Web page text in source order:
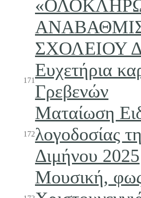
ΣΧΟΛΕΙΟΥ
171
Ευχετήρια
Γρεβενών
172
Ματαίωση
λογοδοσίας
Διμήνου 2025
Μουσική,